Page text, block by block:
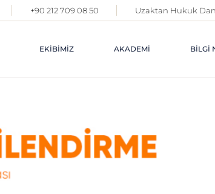
+90 212 709 08 50 Uzaktan Hukuk
EKIBIMIZ AKADEMI BILGI